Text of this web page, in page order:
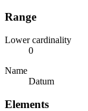
Range
Lower cardinality
0
Name
Datum
Elements